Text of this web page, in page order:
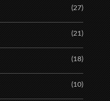
(27)
(21)
(18)
(10)